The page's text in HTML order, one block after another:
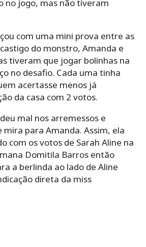
no jogo, mas não tiveram
com uma mini prova entre as
do monstro, Amanda e
tiveram que jogar bolinhas na
no desafio. Cada uma tinha
acertasse menos já
da casa com 2 votos.
mal nos arremessos e
mira para Amanda. Assim, ela
com os votos de Sarah Aline na
Domitila Barros então
a berlinda ao lado de Aline
direta da miss